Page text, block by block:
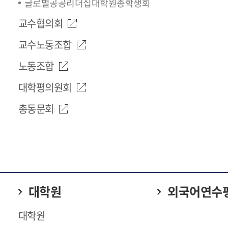
글로벌공공리더십대학원총학생회
교수협의회
교수노동조합
노동조합
대학평의원회
총동문회
대학원
대학원
외국어연수